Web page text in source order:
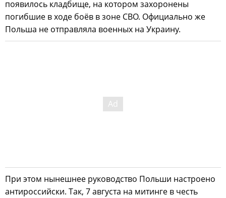
появилось кладбище, на котором захоронены
погибшие в ходе боёв в зоне СВО. Официально же
Польша не отправляла военных на Украину.
При этом нынешнее руководство Польши настроено
антироссийски. Так, 7 августа на митинге в честь